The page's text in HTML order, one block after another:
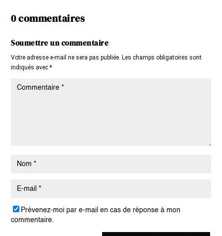
0 commentaires
Soumettre un commentaire
Votre adresse e-mail ne sera pas publiée. Les champs obligatoires sont
indiqués avec*
Prévenez-moi par e-mail en cas de réponse à mon
commentaire.